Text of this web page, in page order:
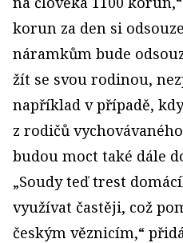
korun za den si
náramkům bude
žít se svou rodinou,
například v případě,
z rodičů
budou moct také dále
„Soudy teď trest
využívat častěji, což
českým věznicím,“